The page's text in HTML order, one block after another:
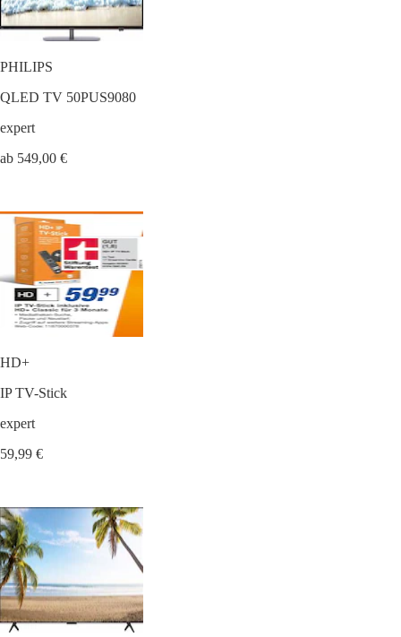
PHILIPS
QLED TV 50PUS9080
expert
ab 549,00 €
HD+
IP TV-Stick
expert
59,99 €